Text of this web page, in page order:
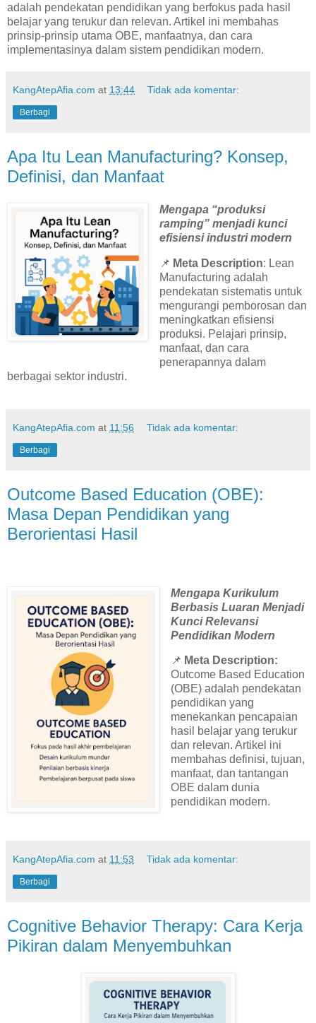
adalah pendekatan pendidikan yang berfokus pada hasil
belajar yang terukur dan relevan. Artikel ini membahas
prinsip-prinsip utama OBE, manfaatnya, dan cara
implementasinya dalam sistem pendidikan modern.
KangAtepAfia.com at 13:44 Tidak ada komentar:
Berbagi
Apa Itu Lean Manufacturing? Konsep,
Definisi, dan Manfaat
Mengapa “produksi
ramping” menjadi kunci
efisiensi industri modern
📌 Meta Description: Lean
Manufacturing adalah
pendekatan sistematis untuk
mengurangi pemborosan dan
meningkatkan efisiensi
produksi. Pelajari prinsip,
manfaat, dan cara
penerapannya dalam
berbagai sektor industri.
KangAtepAfia.com at 11:56 Tidak ada komentar:
Berbagi
Outcome Based Education (OBE):
Masa Depan Pendidikan yang
Berorientasi Hasil
Mengapa Kurikulum
Berbasis Luaran Menjadi
Kunci Relevansi
Pendidikan Modern
📌 Meta Description:
Outcome Based Education
(OBE) adalah pendekatan
pendidikan yang
menekankan pencapaian
hasil belajar yang terukur
dan relevan. Artikel ini
membahas definisi, tujuan,
manfaat, dan tantangan
OBE dalam dunia
pendidikan modern.
KangAtepAfia.com at 11:53 Tidak ada komentar:
Berbagi
Cognitive Behavior Therapy: Cara Kerja
Pikiran dalam Menyembuhkan